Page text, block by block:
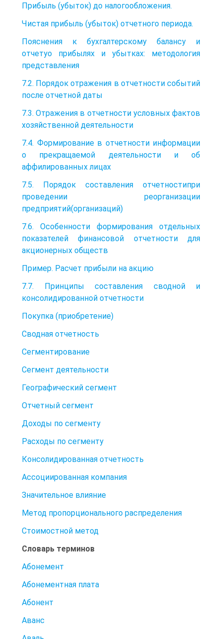
Прибыль (убыток) до налогообложения.
Чистая прибыль (убыток) отчетного периода.
Пояснения к бухгалтерскому балансу и
отчетуо прибылях и убытках: методология
представления
7.2. Порядок отражения в отчетности событий
после отчетной даты
7.3. Отражения в отчетности условных фактов
хозяйственной деятельности
7.4. Формирование в отчетности информации
о прекращаемой деятельности и об
аффилированных лицах
7.5. Порядок составления отчетностипри
проведении реорганизации
предприятий(организаций)
7.6. Особенности формирования отдельных
показателей финансовой отчетности для
акционерных обществ
Пример. Расчет прибыли на акцию
7.7. Принципы составления сводной и
консолидированной отчетности
Покупка (приобретение)
Сводная отчетность
Сегментирование
Сегмент деятельности
Географический сегмент
Отчетный сегмент
Доходы по сегменту
Расходы по сегменту
Консолидированная отчетность
Ассоциированная компания
Значительное влияние
Метод пропорционального распределения
Стоимостной метод
Словарь терминов
Абонемент
Абонементная плата
Абонент
Аванс